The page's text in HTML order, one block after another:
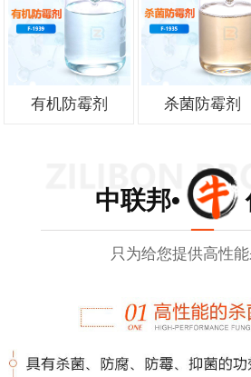
有机防霉剂 杀菌防霉剂
中联邦•
只为给您提供高性能